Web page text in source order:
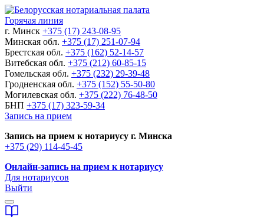
Горячая линия
г. Минск +375 (17) 243-08-95
Минская обл. +375 (17) 251-07-94
Брестская обл. +375 (162) 52-14-57
Витебская обл. +375 (212) 60-85-15
Гомельская обл. +375 (232) 29-39-48
Гродненская обл. +375 (152) 55-50-80
Могилевская обл. +375 (222) 76-48-50
БНП +375 (17) 323-59-34
Запись на прием
Запись на прием к нотариусу г. Минска
+375 (29) 114-45-45
Онлайн-запись на прием к нотариусу
Для нотариусов
Выйти